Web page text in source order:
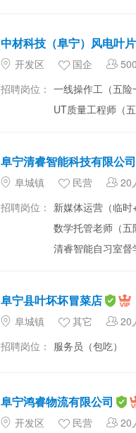
中材科技（阜宁）风电叶
开发区 国企
招聘岗位： 一线操作工（五险
UT质量工程师（
阜宁清睿智能科技有限公司
阜城镇 民营 20
招聘岗位： 新媒体运营（临时
数学托管老师（五
清睿智能自习室督
阜宁县叶坏坏冒菜店
阜城镇 其它 20
招聘岗位： 服务员（包吃）
阜宁鸿睿物流有限公司
开发区 民营 20